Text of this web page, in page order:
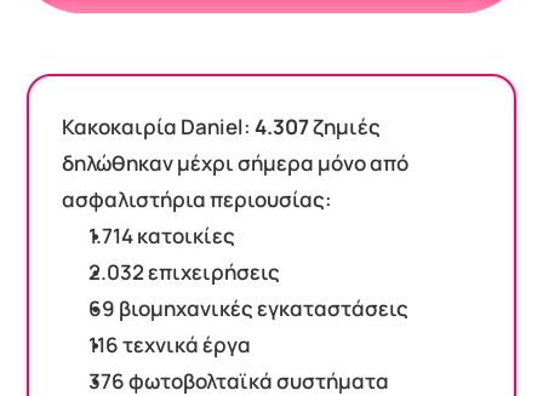
Κακοκαιρία Daniel: 4.307 ζημιές
δηλώθηκαν μέχρι σήμερα μόνο από
ασφαλιστήρια περιουσίας:
1.714 κατοικίες
2.032 επιχειρήσεις
69 βιομηχανικές εγκαταστάσεις
116 τεχνικά έργα
376 φωτοβολταϊκά συστήματα